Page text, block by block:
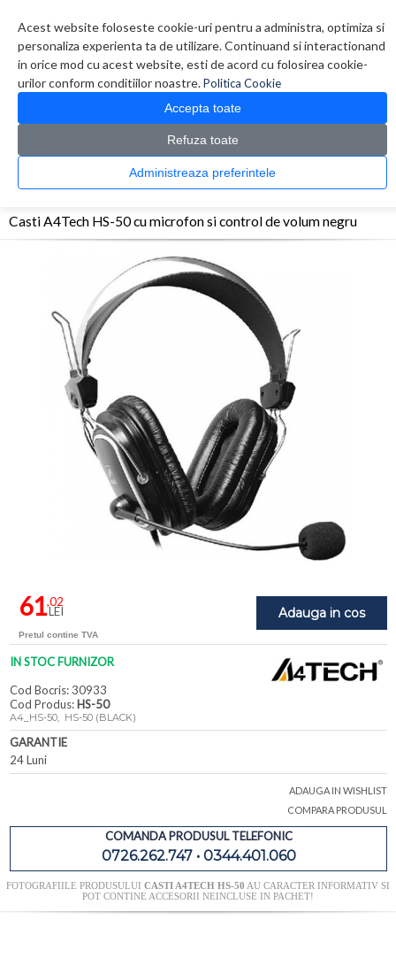
Acest website foloseste cookie-uri pentru a administra, optimiza si
personaliza experienta ta de utilizare. Continuand si interactionand
in orice mod cu acest website, esti de acord cu folosirea cookie-
urilor conform conditiilor noastre.Politica Cookie
Accepta toate
Refuza toate
Administreaza preferintele
0 produs(e)
CATALOG PRODUSE
> Casti > Casti A4Tech HS-50 cu microfon si control de volum
Casti A4Tech HS-50 cu microfon si control de volum negru
Adauga in cos
61,02
LEI
Pretul contine TVA
IN STOC FURNIZOR
Cod Bocris: 30933
Cod Produs: HS-50
A4_HS-50, HS-50 (BLACK)
GARANTIE
24 Luni
ADAUGA IN WISHLIST
COMPARA PRODUSUL
COMANDA PRODUSUL TELEFONIC
0726.262.747 • 0344.401.060
FOTOGRAFIILE PRODUSULUI CASTI A4TECH HS-50 AU CARACTER INFORMATIV SI
POT CONTINE ACCESORII NEINCLUSE IN PACHET!